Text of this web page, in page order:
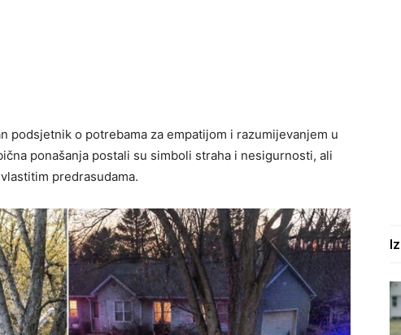
podsjetnik o potrebama za empatijom i razumijevanjem u
ponašanja postali su simboli straha i nesigurnosti, ali
predrasudama.